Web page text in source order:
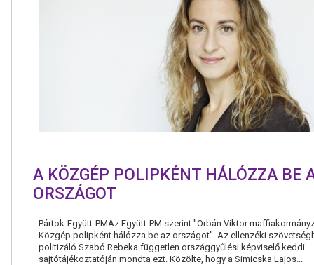
A KÖZGÉP POLIPKÉNT HÁLÓZZA BE
ORSZÁGOT
Pártok-Együtt-PMAz Együtt-PM szerint "Orbán Viktor
Közgép polipként hálózza be az országot". Az ellenzéki
politizáló Szabó Rebeka független országgyűlési képviselő keddi
sajtótájékoztatóján mondta ezt. Közölte, hogy a Simicska Lajos...